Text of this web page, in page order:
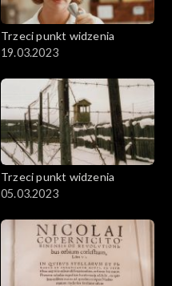
Trzeci punkt widzenia
19.03.2023
Trzeci punkt widzenia
05.03.2023